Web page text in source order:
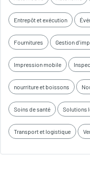
Entrepôt et exécution
Fournitures Gestion
Impression mobile
nourriture et boissons
Soins de santé Solutions
Transport et logistique